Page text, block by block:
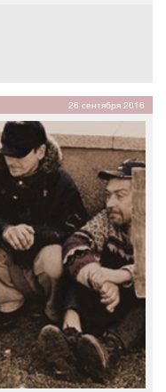
26 сентября 2016